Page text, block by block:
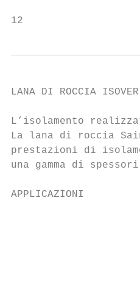
12
LANA DI ROCCIA ISOVER
L’isolamento
La lana di roccia
prestazioni di
una gamma di
APPLICAZIONI